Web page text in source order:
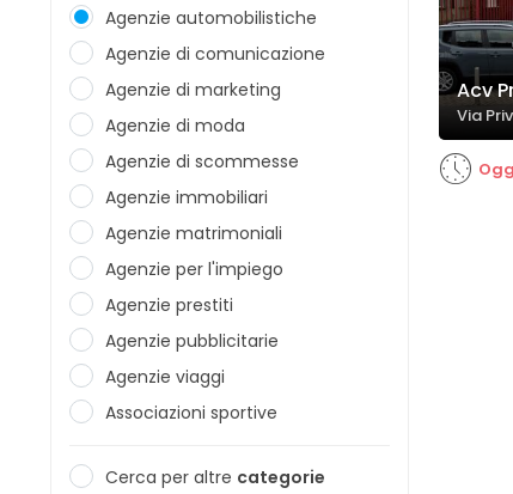
Agenzie automobilistiche
Agenzie di comunicazione
Agenzie di marketing
Agenzie di moda
Agenzie di scommesse
Agenzie immobiliari
Agenzie matrimoniali
Agenzie per l'impiego
Agenzie prestiti
Agenzie pubblicitarie
Agenzie viaggi
Associazioni sportive
Cerca per altre categorie
Acv
Via